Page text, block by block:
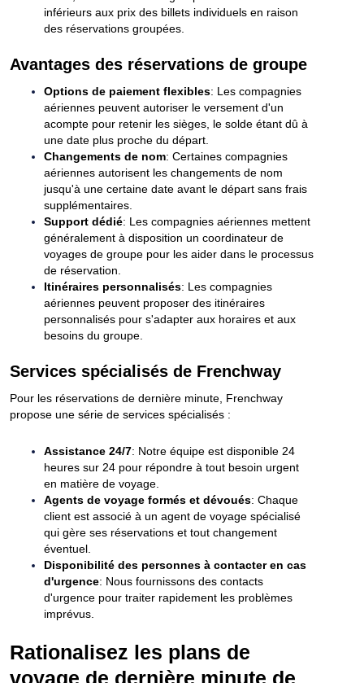
inférieurs aux prix des billets individuels en raison
des réservations groupées.
Avantages des réservations de groupe
Options de paiement flexibles: Les compagnies
aériennes peuvent autoriser le versement d'un
acompte pour retenir les sièges, le solde étant dû à
une date plus proche du départ.
Changements de nom: Certaines compagnies
aériennes autorisent les changements de nom
jusqu'à une certaine date avant le départ sans frais
supplémentaires.
Support dédié: Les compagnies aériennes mettent
généralement à disposition un coordinateur de
voyages de groupe pour les aider dans le processus
de réservation.
Itinéraires personnalisés: Les compagnies
aériennes peuvent proposer des itinéraires
personnalisés pour s'adapter aux horaires et aux
besoins du groupe.
Services spécialisés de Frenchway
Pour les réservations de dernière minute, Frenchway
propose une série de services spécialisés :
Assistance 24/7: Notre équipe est disponible 24
heures sur 24 pour répondre à tout besoin urgent
en matière de voyage.
Agents de voyage formés et dévoués: Chaque
client est associé à un agent de voyage spécialisé
qui gère ses réservations et tout changement
éventuel.
Disponibilité des personnes à contacter en cas
d'urgence: Nous fournissons des contacts
d'urgence pour traiter rapidement les problèmes
imprévus.
Rationalisez les plans de
voyage de dernière minute de